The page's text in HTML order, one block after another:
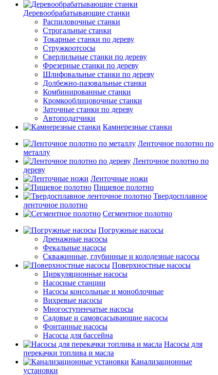
Деревообрабатывающие станки
Распиловочные станки
Строгальные станки
Токарные станки по дереву
Стружкоотсосы
Сверлильные станки по дереву
Фрезерные станки по дереву
Шлифовальные станки по дереву
Долбежно-пазовальные станки
Комбинированные станки
Кромкооблицовочные станки
Заточные станки по дереву
Автоподатчики
Камнерезные станки
Ленточное полотно по
металлу
Ленточное полотно по
дереву
Ленточные ножи
Пищевое полотно
Твердосплавное
ленточное полотно
Сегментное полотно
Погружные насосы
Дренажные насосы
Фекальные насосы
Скважинные, глубинные и колодезные насосы
Поверхностные насосы
Циркуляционные насосы
Насосные станции
Насосы консольные и моноблочные
Вихревые насосы
Многоступенчатые насосы
Садовые и самовсасывающие насосы
Фонтанные насосы
Насосы для бассейна
Насосы для
перекачки топлива и масла
Канализационные
установки